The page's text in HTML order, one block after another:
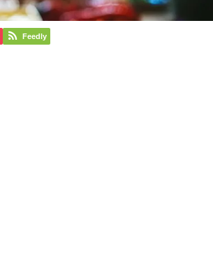
Feedly